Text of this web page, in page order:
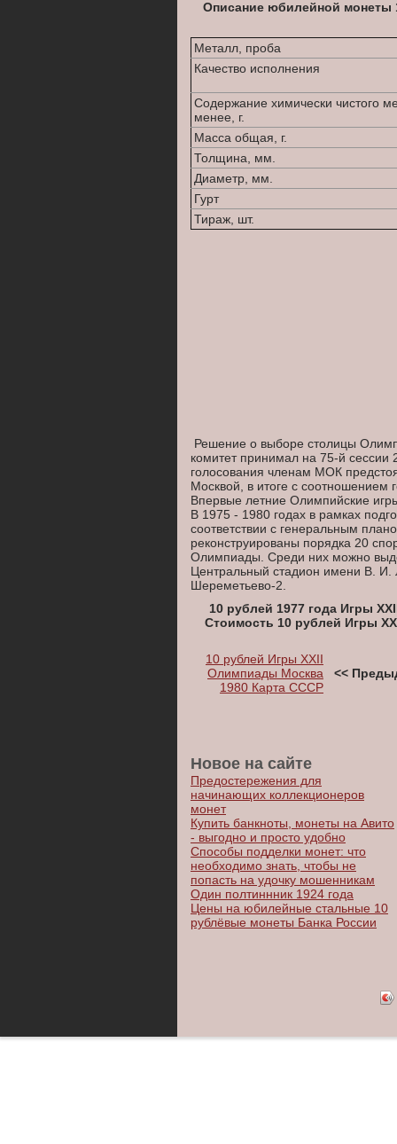
Описание юбилейной монеты
Металл, проба
Качество исполнения
Содержание химически чистого
менее, г.
Масса общая, г.
Толщина, мм.
Диаметр, мм.
Гурт
Тираж, шт.
Решение о выборе столицы
комитет принимал на 75-й сессии
голосования членам МОК
Москвой, в итоге с соотношением
Впервые летние Олимпийские
В 1975 - 1980 годах в рамках
соответствии с генеральным
реконструированы порядка 20
Олимпиады. Среди них можно
Центральный стадион имени В. И.
Шереметьево-2.
10 рублей 1977 года Игры
Стоимость 10 рублей Игры
10 рублей Игры XXII
Олимпиады Москва
1980 Карта СССР
<<
Новое на сайте
Предостережения для
начинающих коллекционеров
монет
Купить банкноты, монеты на Авито
- выгодно и просто удобно
Способы подделки монет: что
необходимо знать, чтобы не
попасть на удочку мошенникам
Один полтиннник 1924 года
Цены на юбилейные стальные 10
рублёвые монеты Банка России